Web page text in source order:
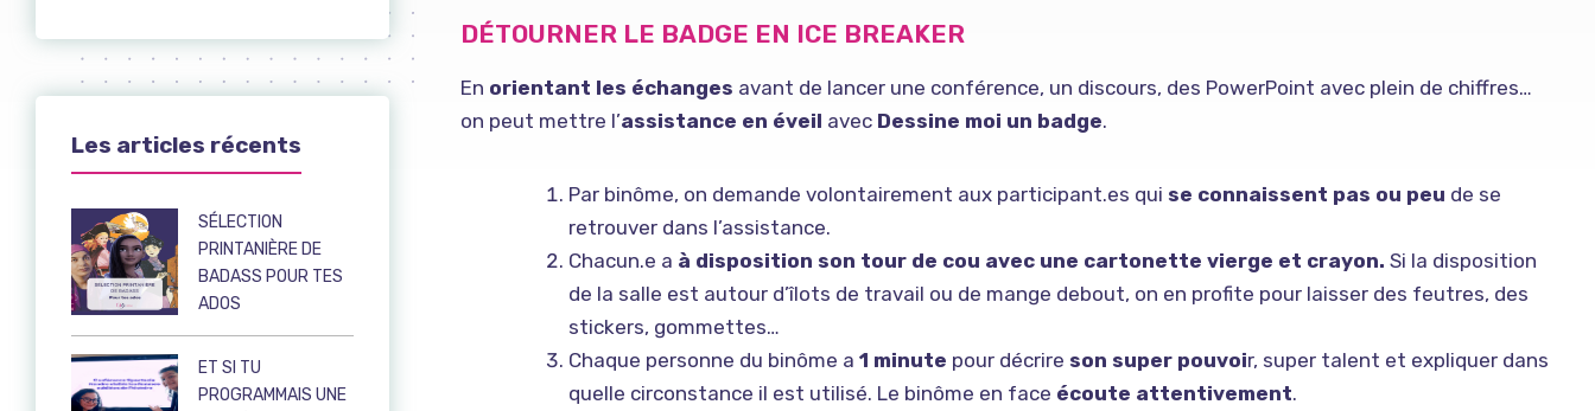
Les articles récents
SÉLECTION
PRINTANIÈRE DE
BADASS POUR TES
ADOS
ET SI TU
PROGRAMMAIS UNE
DÉTOURNER LE BADGE EN ICE BREAKER
En orientant les échanges avant de lancer une conférence, un discours, des PowerPoint avec plein de chiffres…
on peut mettre l’assistance en éveil avec Dessine moi un badge.
Par binôme, on demande volontairement aux participant.es qui se connaissent pas ou peu de se
retrouver dans l’assistance.
Chacun.e a à disposition son tour de cou avec une cartonette vierge et crayon. Si la disposition
de la salle est autour d’îlots de travail ou de mange debout, on en profite pour laisser des feutres, des
stickers, gommettes…
Chaque personne du binôme a 1 minute pour décrire son super pouvoir, super talent et expliquer dans
quelle circonstance il est utilisé. Le binôme en face écoute attentivement.